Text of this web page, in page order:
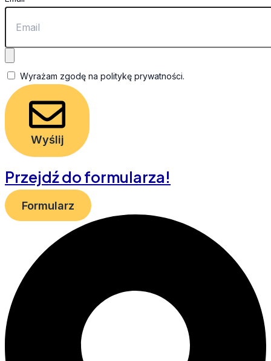
Wyrażam zgodę na politykę prywatności.
Wyślij
Przejdź do formularza!
Formularz